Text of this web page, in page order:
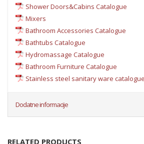
Shower Doors&Cabins Catalogue
Mixers
Bathroom Accessories Catalogue
Bathtubs Catalogue
Hydromassage Catalogue
Bathroom Furniture Catalogue
Stainless steel sanitary ware catalogue
Dodatne informacije
RELATED PRODUCTS